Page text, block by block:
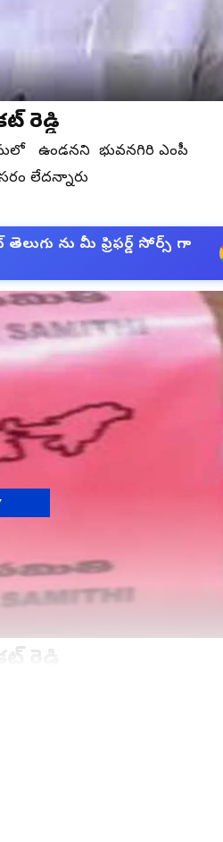
వెంకట్ రెడ్డి
ఉండనని భువనగిరి ఎంపీ
లేదన్నారు
ను మీ ఫ్రిఫర్డ్ సోర్స్ గా
వెంకట్ రెడ్డి